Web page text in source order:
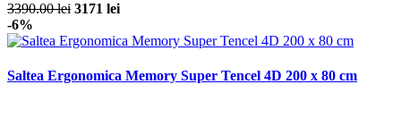
3390.00 lei 3171 lei
-6%
Saltea Ergonomica Memory Super Tencel 4D 200 x 80 cm